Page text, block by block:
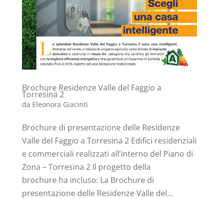
Brochure Residenze Valle del Faggio a
Torresina 2
da Eleonora Giacinti
Brochure di presentazione delle Residenze
Valle del Faggio a Torresina 2 Edifici residenziali
e commerciali realizzati all’interno del Piano di
Zona – Torresina 2 Il progetto della
brochure ha incluso: La Brochure di
presentazione delle Residenze Valle del...